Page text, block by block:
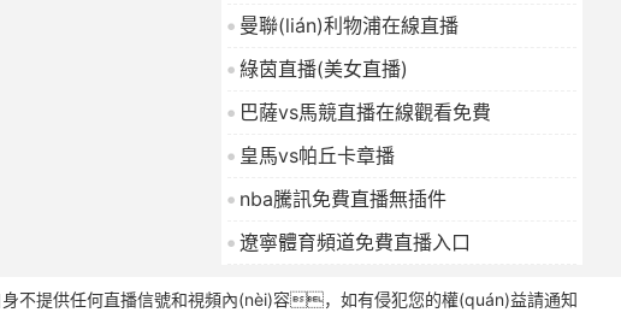
曼聯(lián)利物浦在線直播
綠茵直播(美女直播)
巴薩vs馬競直播在線觀看免費
皇馬vs帕丘卡章播
nba騰訊免費直播無插件
遼寧體育頻道免費直播入口
提供任何直播信號和視頻內(nèi)容，如有侵犯您的權(quán)益請通知